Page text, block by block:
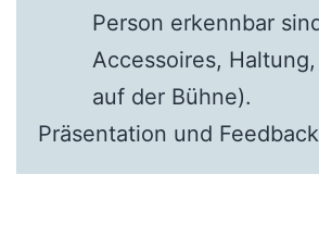
Person erkennbar
Accessoires,
auf der Bühne).
Präsentation und Feedback